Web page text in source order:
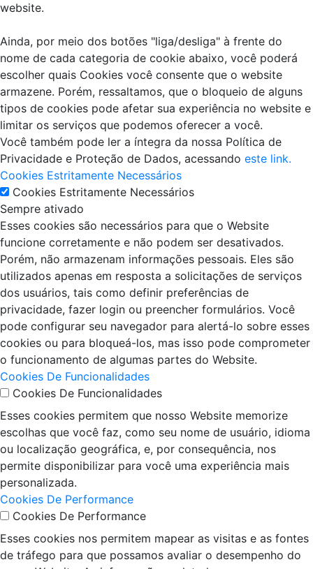
website.
Ainda, por meio dos botões "liga/desliga" à frente do
nome de cada categoria de cookie abaixo, você poderá
escolher quais Cookies você consente que o website
armazene. Porém, ressaltamos, que o bloqueio de alguns
tipos de cookies pode afetar sua experiência no website e
limitar os serviços que podemos oferecer a você.
Você também pode ler a íntegra da nossa Política de
Privacidade e Proteção de Dados, acessando este link.
Cookies Estritamente Necessários
Cookies Estritamente Necessários
Sempre ativado
Esses cookies são necessários para que o Website
funcione corretamente e não podem ser desativados.
Porém, não armazenam informações pessoais. Eles são
utilizados apenas em resposta a solicitações de serviços
dos usuários, tais como definir preferências de
privacidade, fazer login ou preencher formulários. Você
pode configurar seu navegador para alertá-lo sobre esses
cookies ou para bloqueá-los, mas isso pode comprometer
o funcionamento de algumas partes do Website.
Cookies De Funcionalidades
Cookies De Funcionalidades
Esses cookies permitem que nosso Website memorize
escolhas que você faz, como seu nome de usuário, idioma
ou localização geográfica, e, por consequência, nos
permite disponibilizar para você uma experiência mais
personalizada.
Cookies De Performance
Cookies De Performance
Esses cookies nos permitem mapear as visitas e as fontes
de tráfego para que possamos avaliar o desempenho do